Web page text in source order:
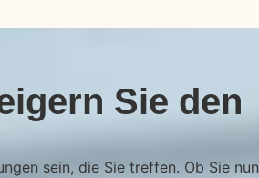
Sie den
sein, die Sie treffen. Ob Sie nun